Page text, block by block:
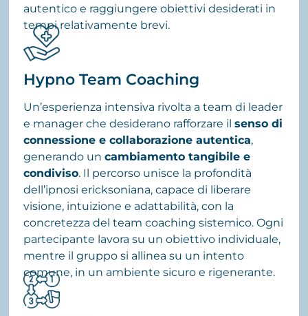
autentico e raggiungere obiettivi desiderati in
tempi relativamente brevi.
Hypno Team Coaching
Un’esperienza intensiva rivolta a team di leader
e manager che desiderano rafforzare il senso di
connessione e collaborazione autentica,
generando un cambiamento tangibile e
condiviso. Il percorso unisce la profondità
dell’ipnosi ericksoniana, capace di liberare
visione, intuizione e adattabilità, con la
concretezza del team coaching sistemico. Ogni
partecipante lavora su un obiettivo individuale,
mentre il gruppo si allinea su un intento
comune, in un ambiente sicuro e rigenerante.